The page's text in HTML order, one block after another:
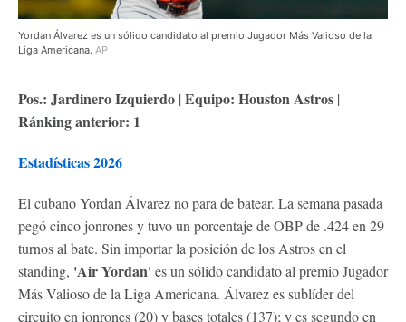
Yordan Álvarez es un sólido candidato al premio Jugador Más Valioso de la
Liga Americana. AP
Pos.: Jardinero Izquierdo | Equipo: Houston Astros |
Ránking anterior: 1
Estadísticas 2026
El cubano Yordan Álvarez no para de batear. La semana pasada
pegó cinco jonrones y tuvo un porcentaje de OBP de .424 en 29
turnos al bate. Sin importar la posición de los Astros en el
standing, 'Air Yordan'es un sólido candidato al premio Jugador
Más Valioso de la Liga Americana. Álvarez es sublíder del
circuito en jonrones (20) y bases totales (137); y es segundo en